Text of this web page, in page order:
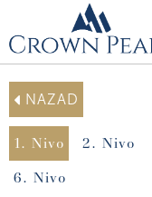
NAZAD
1. Nivo 2. Nivo
6. Nivo